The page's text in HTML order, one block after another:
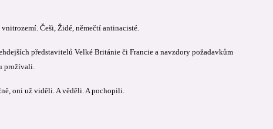
Češi, Židé, němečtí antinacisté.
představitelů Velké Británie či Francie a navzdory požadavkům
prožívali.
oni už viděli. A věděli. A pochopili.